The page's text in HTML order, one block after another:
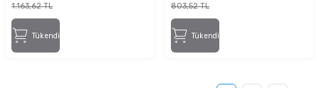
1.163,62 TL
Tükendi
803,52 TL
Tükendi